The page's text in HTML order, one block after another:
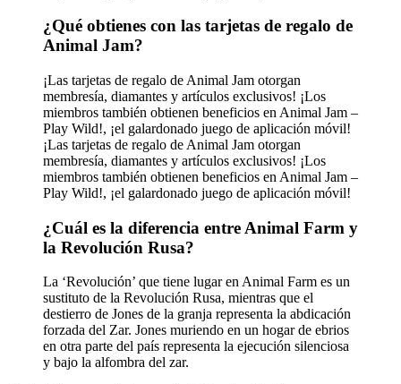
¿Qué obtienes con las tarjetas de regalo de
Animal Jam?
¡Las tarjetas de regalo de Animal Jam otorgan
membresía, diamantes y artículos exclusivos! ¡Los
miembros también obtienen beneficios en Animal Jam –
Play Wild!, ¡el galardonado juego de aplicación móvil!
¡Las tarjetas de regalo de Animal Jam otorgan
membresía, diamantes y artículos exclusivos! ¡Los
miembros también obtienen beneficios en Animal Jam –
Play Wild!, ¡el galardonado juego de aplicación móvil!
¿Cuál es la diferencia entre Animal Farm y
la Revolución Rusa?
La ‘Revolución’ que tiene lugar en Animal Farm es un
sustituto de la Revolución Rusa, mientras que el
destierro de Jones de la granja representa la abdicación
forzada del Zar. Jones muriendo en un hogar de ebrios
en otra parte del país representa la ejecución silenciosa
y bajo la alfombra del zar.